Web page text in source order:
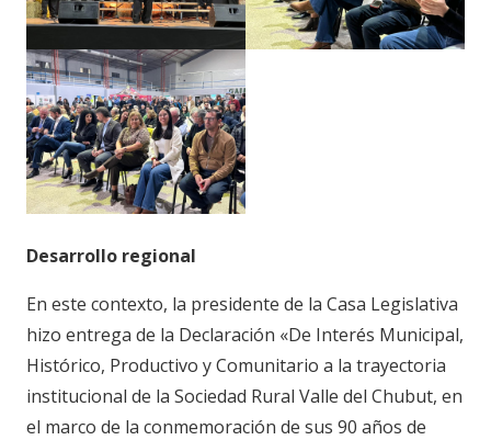
Desarrollo regional
En este contexto, la presidente de la Casa Legislativa
hizo entrega de la Declaración «De Interés Municipal,
Histórico, Productivo y Comunitario a la trayectoria
institucional de la Sociedad Rural Valle del Chubut, en
el marco de la conmemoración de sus 90 años de